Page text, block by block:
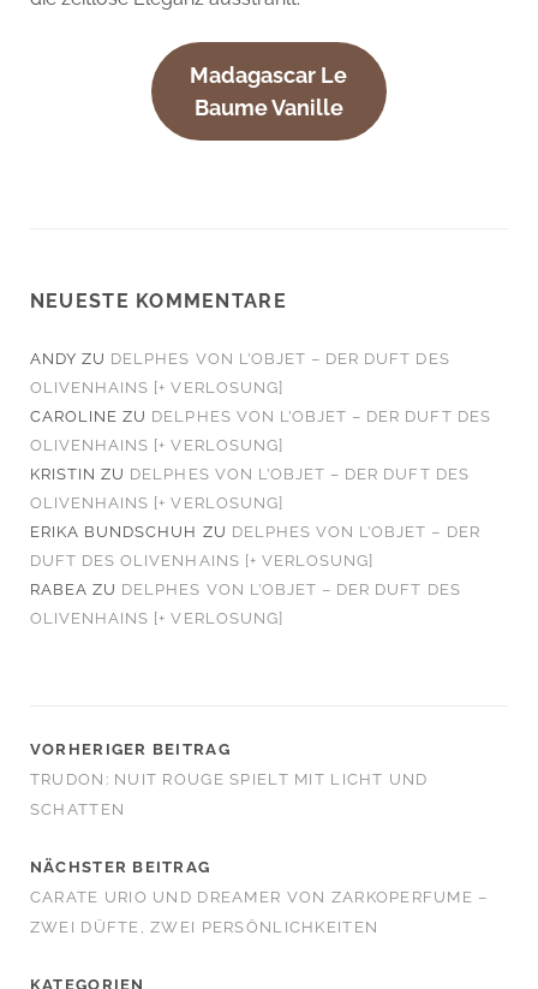
Madagascar Le
Baume Vanille
NEUESTE KOMMENTARE
ANDY ZU DELPHES VON L’OBJET – DER DUFT DES
OLIVENHAINS [+ VERLOSUNG]
CAROLINE ZU DELPHES VON L’OBJET – DER DUFT DES
OLIVENHAINS [+ VERLOSUNG]
KRISTIN ZU DELPHES VON L’OBJET – DER DUFT DES
OLIVENHAINS [+ VERLOSUNG]
ERIKA BUNDSCHUH ZU DELPHES VON L’OBJET – DER
DUFT DES OLIVENHAINS [+ VERLOSUNG]
RABEA ZU DELPHES VON L’OBJET – DER DUFT DES
OLIVENHAINS [+ VERLOSUNG]
VORHERIGER BEITRAG
TRUDON: NUIT ROUGE SPIELT MIT LICHT UND
SCHATTEN
NÄCHSTER BEITRAG
CARATE URIO UND DREAMER VON ZARKOPERFUME –
ZWEI DÜFTE, ZWEI PERSÖNLICHKEITEN
KATEGORIEN